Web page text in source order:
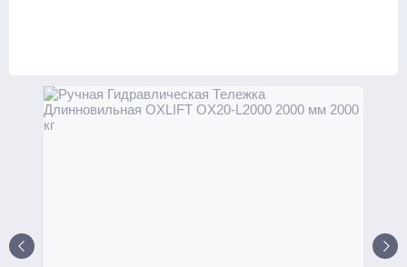
Комплектовщики заказов
С различной длиной и шириной вил